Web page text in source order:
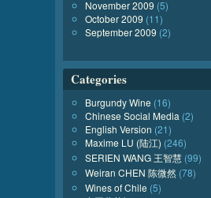
November 2009 (5)
October 2009 (11)
September 2009 (2)
Categories
Burgundy Wine (16)
Chinese Social Media (2)
English Version (21)
Maxime LU (陆江) (246)
SERIEN WANG 王智慧 (99)
Weiran CHEN 陈微然 (78)
Wines of Chile (5)